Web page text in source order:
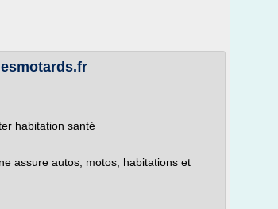
habitation santé
assure autos, motos, habitations et